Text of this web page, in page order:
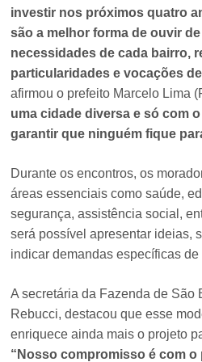
investir nos próximos quatro
são a melhor forma de ouvir
necessidades de cada bairro,
particularidades e vocações
afirmou o prefeito Marcelo Lima
uma cidade diversa e só com
garantir que ninguém fique
Durante os encontros, os
áreas essenciais como saúde,
segurança, assistência social,
será possível apresentar ideias,
indicar demandas específicas de
A secretária da Fazenda de São
Rebucci, destacou que esse
enriquece ainda mais o projeto
“Nosso compromisso é com o